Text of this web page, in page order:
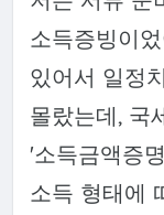
소득증빙이
있어서 일정
몰랐는데, 국
'소득금액증
소득 형태에